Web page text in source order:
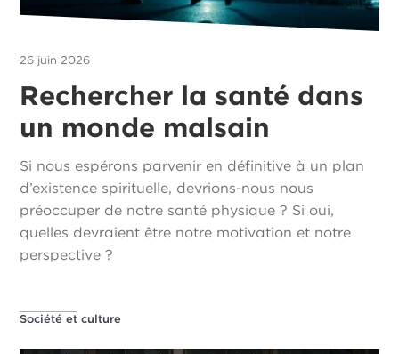
26 juin 2026
Rechercher la santé dans
un monde malsain
Si nous espérons parvenir en définitive à un plan
d’existence spirituelle, devrions-nous nous
préoccuper de notre santé physique ? Si oui,
quelles devraient être notre motivation et notre
perspective ?
Société et culture